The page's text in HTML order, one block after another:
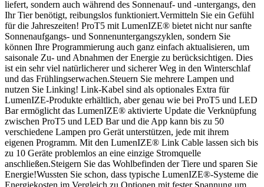
liefert, sondern auch während des Sonnenauf- und -untergangs, den
Ihr Tier benötigt, reibungslos funktioniert.Vermitteln Sie ein Gefühl
für die Jahreszeiten! ProT5 mit LumenIZE® bietet nicht nur sanfte
Sonnenaufgangs- und Sonnenuntergangszyklen, sondern Sie
können Ihre Programmierung auch ganz einfach aktualisieren, um
saisonale Zu- und Abnahmen der Energie zu berücksichtigen. Dies
ist ein sehr viel natürlicherer und sicherer Weg in den Winterschlaf
und das Frühlingserwachen.Steuern Sie mehrere Lampen und
nutzen Sie Linking! Link-Kabel sind als optionales Extra für
LumenIZE-Produkte erhältlich, aber genau wie bei ProT5 und LED
Bar ermöglicht das LumenIZE® aktivierte Update die Verknüpfung
zwischen ProT5 und LED Bar und die App kann bis zu 50
verschiedene Lampen pro Gerät unterstützen, jede mit ihrem
eigenen Programm. Mit den LumenIZE® Link Cable lassen sich bis
zu 10 Geräte problemlos an eine einzige Stromquelle
anschließen.Steigern Sie das Wohlbefinden der Tiere und sparen Sie
Energie!Wussten Sie schon, dass typische LumenIZE®-Systeme die
Energiekosten im Vergleich zu Optionen mit fester Spannung um